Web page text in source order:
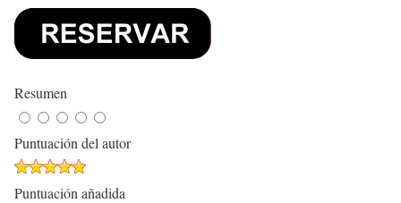
Resumen
Puntuación del autor
Puntuación añadida